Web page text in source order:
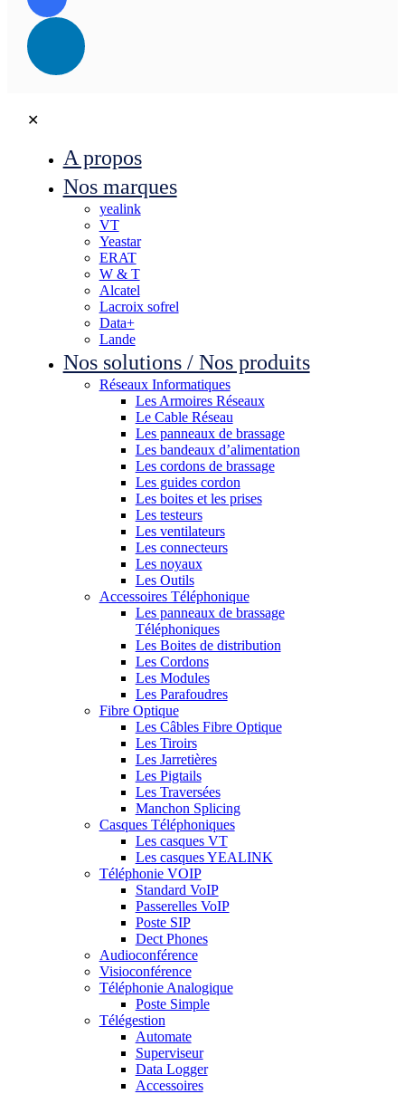
✕
A propos
Nos marques
yealink
VT
Yeastar
ERAT
W & T
Alcatel
Lacroix sofrel
Data+
Lande
Nos solutions / Nos produits
Réseaux Informatiques
Les Armoires Réseaux
Le Cable Réseau
Les panneaux de brassage
Les bandeaux d’alimentation
Les cordons de brassage
Les guides cordon
Les boites et les prises
Les testeurs
Les ventilateurs
Les connecteurs
Les noyaux
Les Outils
Accessoires Téléphonique
Les panneaux de brassage
Téléphoniques
Les Boites de distribution
Les Cordons
Les Modules
Les Parafoudres
Fibre Optique
Les Câbles Fibre Optique
Les Tiroirs
Les Jarretières
Les Pigtails
Les Traversées
Manchon Splicing
Casques Téléphoniques
Les casques VT
Les casques YEALINK
Téléphonie VOIP
Standard VoIP
Passerelles VoIP
Poste SIP
Dect Phones
Audioconférence
Visioconférence
Téléphonie Analogique
Poste Simple
Télégestion
Automate
Superviseur
Data Logger
Accessoires